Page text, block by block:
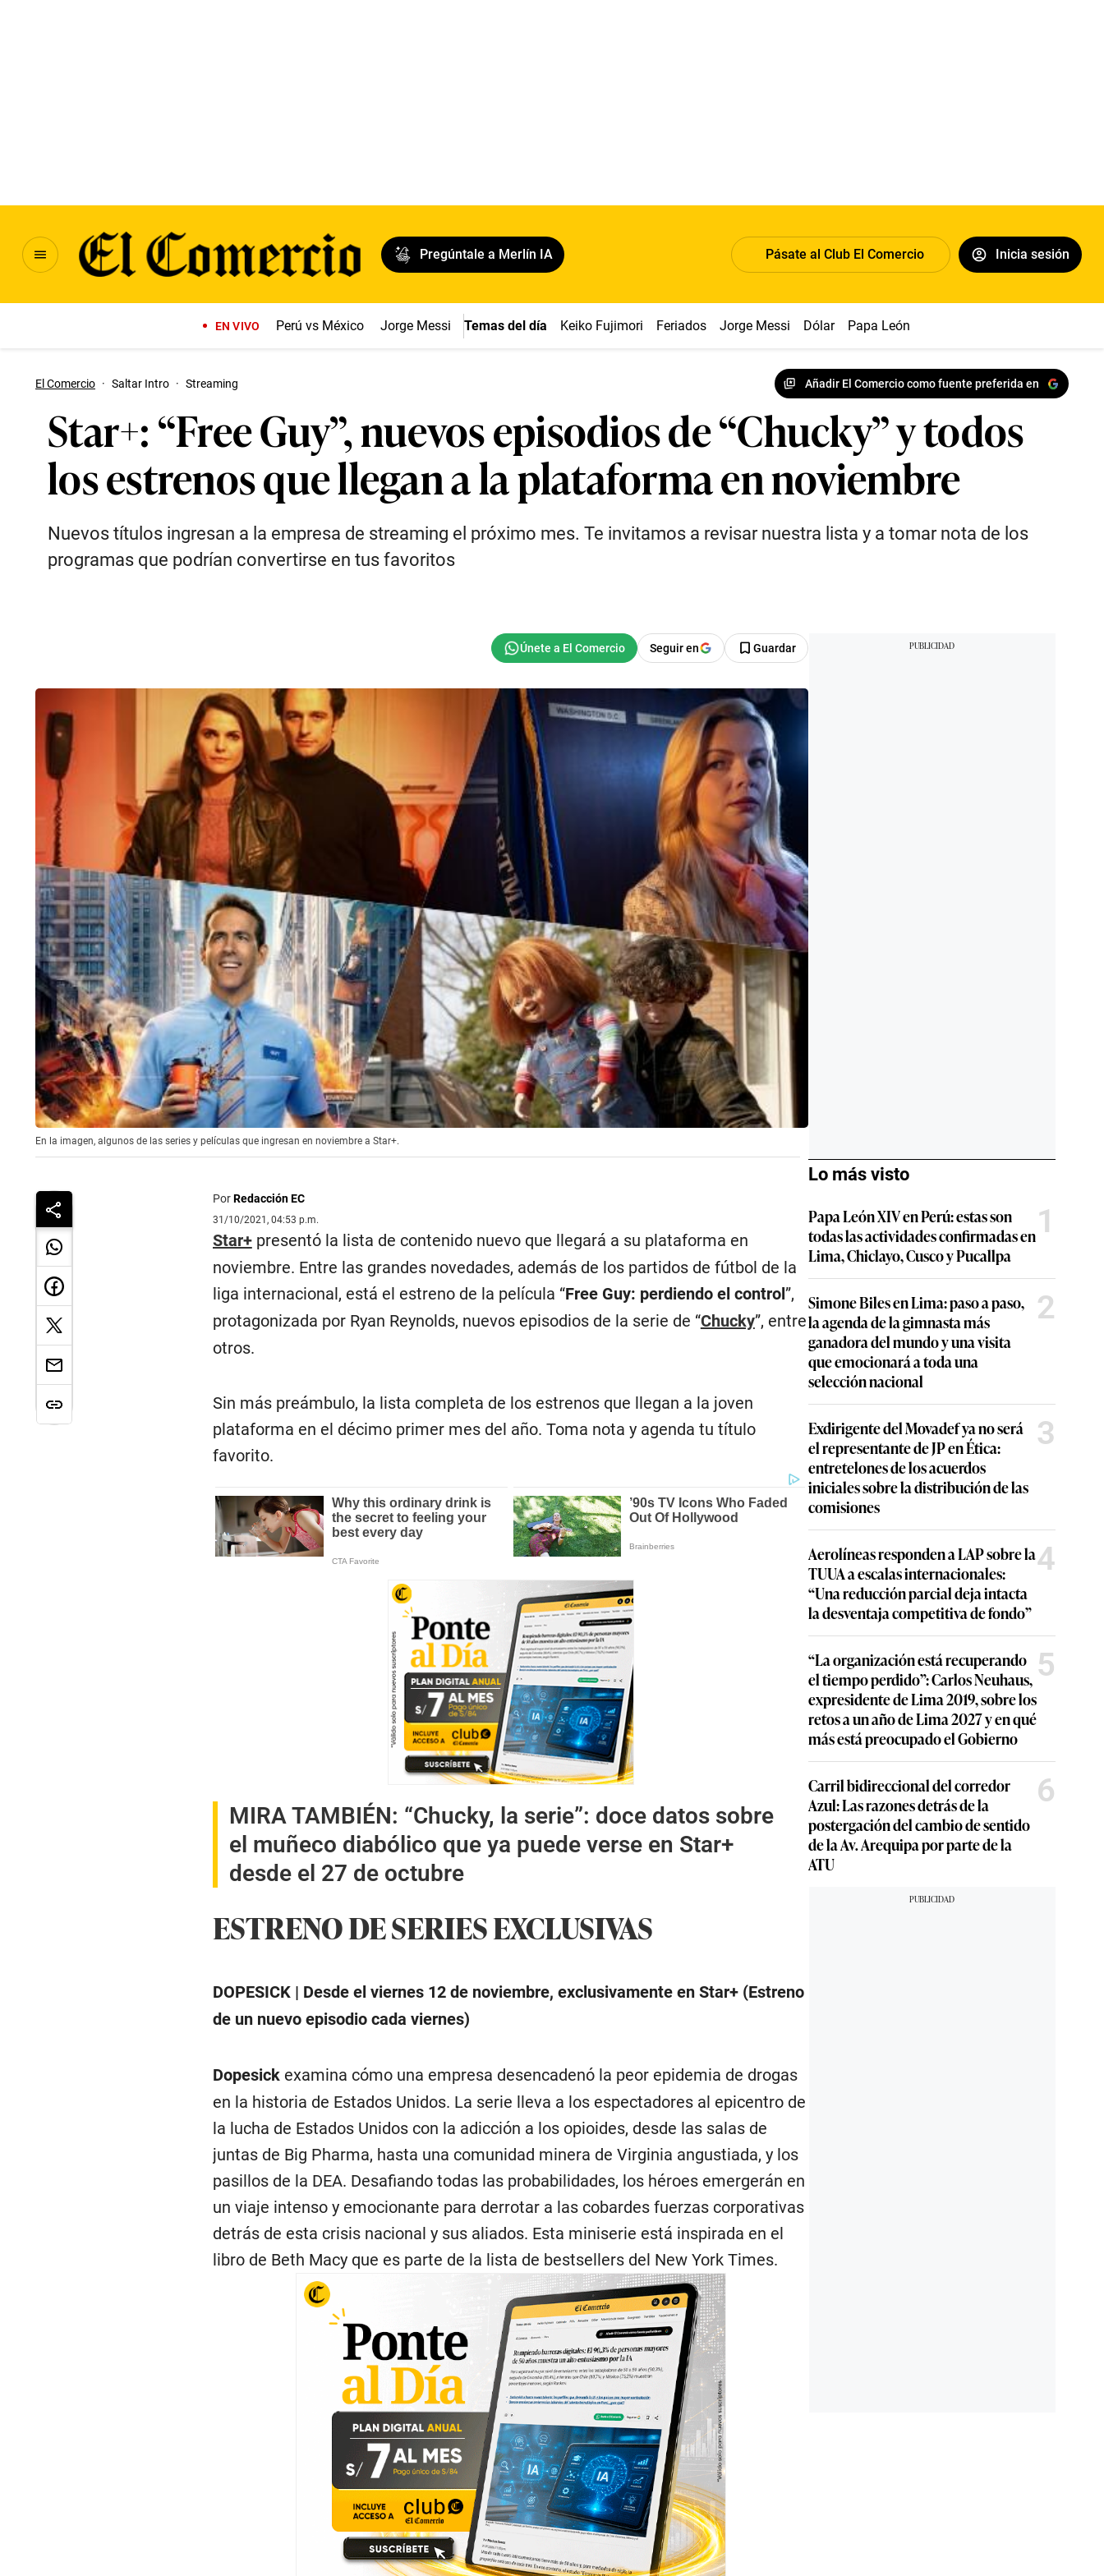
Pregúntale a Merlín IA Pásate al Club El Comercio Inicia sesión
EN VIVO Perú vs México Jorge Messi Temas del día Keiko Fujimori Feriados Jorge Messi Dólar Papa León XIV
El Comercio · Saltar Intro · Streaming Añadir El Comercio como fuente preferida en
Star+: “Free Guy”, nuevos episodios de “Chucky” y todos
los estrenos que llegan a la plataforma en noviembre
Nuevos títulos ingresan a la empresa de streaming el próximo mes. Te invitamos a revisar nuestra lista y a tomar nota de los
programas que podrían convertirse en tus favoritos
Seguir en Guardar
En la imagen, algunos de las series y películas que ingresan en noviembre a Star+.
PorRedacción EC
31/10/2021, 04:53 p.m.
Star+presentó la lista de contenido nuevo que llegará a su plataforma en
noviembre. Entre las grandes novedades, además de los partidos de fútbol de la
liga internacional, está el estreno de la película “Free Guy: perdiendo el control”,
protagonizada por Ryan Reynolds, nuevos episodios de la serie de “Chucky”, entre
otros.
Sin más preámbulo, la lista completa de los estrenos que llegan a la joven
plataforma en el décimo primer mes del año. Toma nota y agenda tu título
favorito.
MIRA TAMBIÉN: “Chucky, la serie”: doce datos sobre
el muñeco diabólico que ya puede verse en Star+
desde el 27 de octubre
ESTRENO DE SERIES EXCLUSIVAS
DOPESICK | Desde el viernes 12 de noviembre, exclusivamente en Star+ (Estreno
de un nuevo episodio cada viernes)
Dopesick examina cómo una empresa desencadenó la peor epidemia de drogas
en la historia de Estados Unidos. La serie lleva a los espectadores al epicentro de
la lucha de Estados Unidos con la adicción a los opioides, desde las salas de
juntas de Big Pharma, hasta una comunidad minera de Virginia angustiada, y los
pasillos de la DEA. Desafiando todas las probabilidades, los héroes emergerán en
un viaje intenso y emocionante para derrotar a las cobardes fuerzas corporativas
detrás de esta crisis nacional y sus aliados. Esta miniserie está inspirada en el
libro de Beth Macy que es parte de la lista de bestsellers del New York Times.
Lo más visto
Papa León XIV en Perú: estas son
todas las actividades confirmadas en
Lima, Chiclayo, Cusco y Pucallpa
1
Simone Biles en Lima: paso a paso,
la agenda de la gimnasta más
ganadora del mundo y una visita
que emocionará a toda una
selección nacional
2
Exdirigente del Movadef ya no será
el representante de JP en Ética:
entretelones de los acuerdos
iniciales sobre la distribución de las
comisiones
3
Aerolíneas responden a LAP sobre la
TUUA a escalas internacionales:
“Una reducción parcial deja intacta
la desventaja competitiva de fondo”
4
“La organización está recuperando
el tiempo perdido”: Carlos Neuhaus,
expresidente de Lima 2019, sobre los
retos a un año de Lima 2027 y en qué
más está preocupado el Gobierno
5
Carril bidireccional del corredor
Azul: Las razones detrás de la
postergación del cambio de sentido
de la Av. Arequipa por parte de la
ATU
6